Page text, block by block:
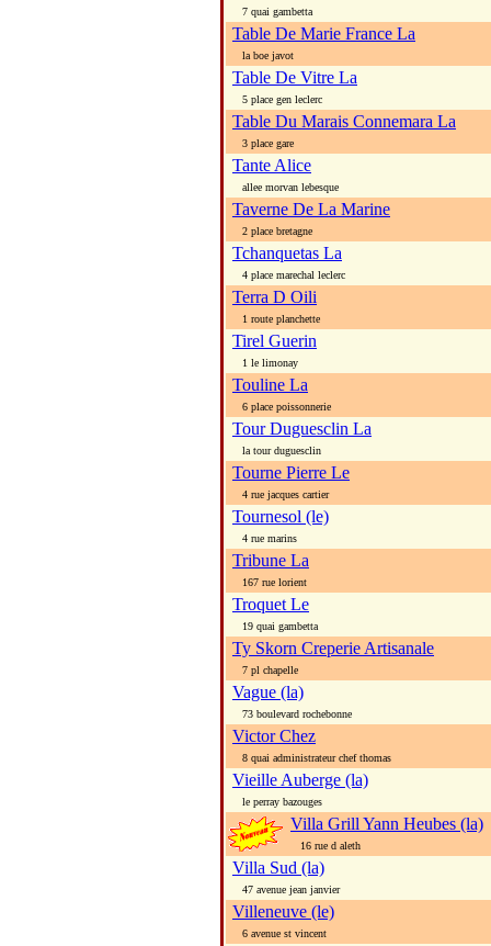
7 quai gambetta
Table De Marie France La
la boe javot
Table De Vitre La
5 place gen leclerc
Table Du Marais Connemara La
3 place gare
Tante Alice
allee morvan lebesque
Taverne De La Marine
2 place bretagne
Tchanquetas La
4 place marechal leclerc
Terra D Oili
1 route planchette
Tirel Guerin
1 le limonay
Touline La
6 place poissonnerie
Tour Duguesclin La
la tour duguesclin
Tourne Pierre Le
4 rue jacques cartier
Tournesol (le)
4 rue marins
Tribune La
167 rue lorient
Troquet Le
19 quai gambetta
Ty Skorn Creperie Artisanale
7 pl chapelle
Vague (la)
73 boulevard rochebonne
Victor Chez
8 quai administrateur chef thomas
Vieille Auberge (la)
le perray bazouges
Villa Grill Yann Heubes (la)
16 rue d aleth
Villa Sud (la)
47 avenue jean janvier
Villeneuve (le)
6 avenue st vincent